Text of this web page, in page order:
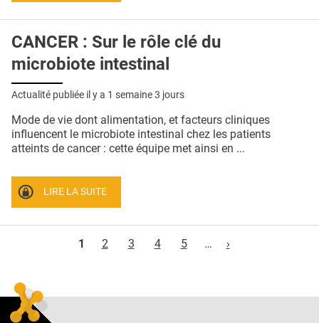
CANCER : Sur le rôle clé du
microbiote intestinal
Actualité publiée il y a 1 semaine 3 jours
Mode de vie dont alimentation, et facteurs cliniques
influencent le microbiote intestinal chez les patients
atteints de cancer : cette équipe met ainsi en ...
LIRE LA SUITE
1
2 3 4 5 … ›